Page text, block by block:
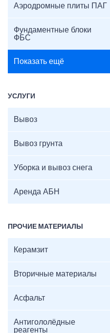
Аэродромные плиты ПАГ
Фундаментные блоки
ФБС
Показать ещё
УСЛУГИ
Вывоз
Вывоз грунта
Уборка и вывоз снега
Аренда АБН
ПРОЧИЕ МАТЕРИАЛЫ
Керамзит
Вторичные материалы
Асфальт
Антигололёдные
реагенты